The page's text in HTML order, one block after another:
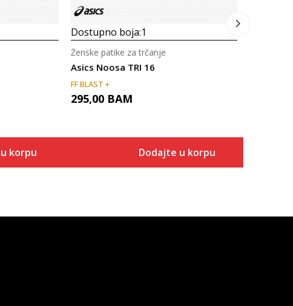
korpu
Dostupno boja:1
Asics Noosa TRI 16
Ženske patike za trčanje
FF BLAST +
295,00 BAM
Dodajte u korpu